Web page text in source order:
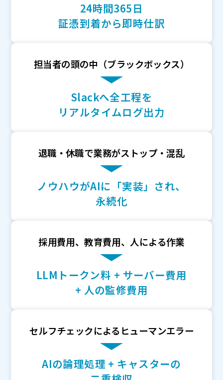
24時間365日
証憑到着から即時仕訳
担当者の頭の中（ブラックボックス）
Slackへ全工程を
リアルタイムログ出力
退職・休職で業務がストップ・混乱
ノウハウがAIに「実装」され、
永続化
採用費用、教育費用、人による作業
LLMトークン料 + サーバー費用
+ 人の監修費用
セルフチェックによるヒューマンエラー
AIの論理処理 + キャスターの